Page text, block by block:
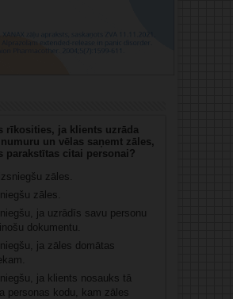
rīkosities, ja klients uzrāda
un vēlas saņemt zāles,
parakstītas citai personai?
zāles.
zāles.
ja uzrādīs savu personu
dokumentu.
ja zāles domātas
ja klients nosauks tā
personas kodu, kam zāles